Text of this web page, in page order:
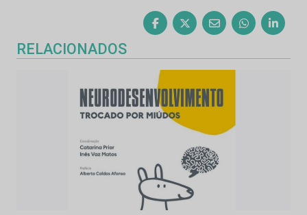
RELACIONADOS